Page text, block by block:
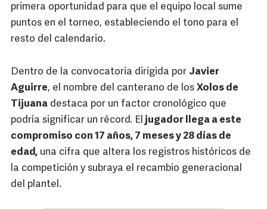
primera oportunidad para que el equipo local sume
puntos en el torneo, estableciendo el tono para el
resto del calendario.
Dentro de la convocatoria dirigida por Javier
Aguirre, el nombre del canterano de los Xolos de
Tijuana destaca por un factor cronológico que
podría significar un récord. El jugador llega a este
compromiso con 17 años, 7 meses y 28 días de
edad, una cifra que altera los registros históricos de
la competición y subraya el recambio generacional
del plantel.